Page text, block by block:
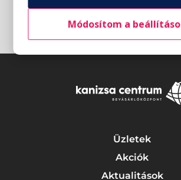
Üzletek
Akciók
Aktualitások
Módosítom a